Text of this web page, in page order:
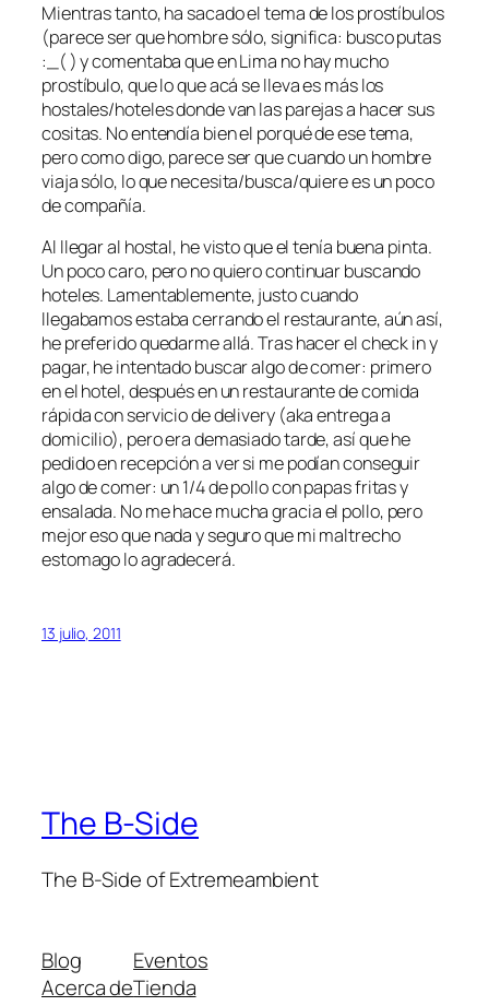
Mientras tanto, ha sacado el tema de los prostíbulos
(parece ser que hombre sólo, significa: busco putas
:_( ) y comentaba que en Lima no hay mucho
prostíbulo, que lo que acá se lleva es más los
hostales/hoteles donde van las parejas a hacer sus
cositas. No entendía bien el porqué de ese tema,
pero como digo, parece ser que cuando un hombre
viaja sólo, lo que necesita/busca/quiere es un poco
de compañía.
Al llegar al hostal, he visto que el tenía buena pinta.
Un poco caro, pero no quiero continuar buscando
hoteles. Lamentablemente, justo cuando
llegabamos estaba cerrando el restaurante, aún así,
he preferido quedarme allá. Tras hacer el check in y
pagar, he intentado buscar algo de comer: primero
en el hotel, después en un restaurante de comida
rápida con servicio de delivery (aka entrega a
domicilio), pero era demasiado tarde, así que he
pedido en recepción a ver si me podían conseguir
algo de comer: un 1/4 de pollo con papas fritas y
ensalada. No me hace mucha gracia el pollo, pero
mejor eso que nada y seguro que mi maltrecho
estomago lo agradecerá.
13 julio, 2011
The B-Side
The B-Side of Extremeambient
Blog
Acerca de
Eventos
Tienda